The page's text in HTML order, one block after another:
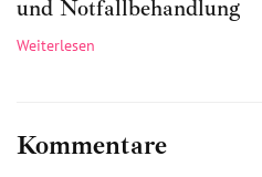
und Notfallbehandlung
Weiterlesen
Kommentare